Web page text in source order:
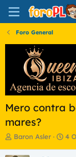
Foro General
Mero contra
mares?
I
i
Baron Asler
F
4